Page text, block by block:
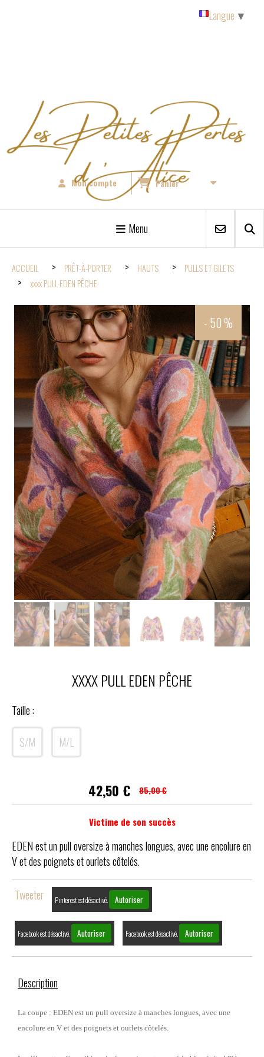
Mon compte Panier
Menu
ACCUEIL PRÊT-À-PORTER HAUTS
PULLS ET GILETS
xxxx PULL EDEN PÊCHE
- 50 %
XXXX PULL EDEN PÊCHE
Taille :
S/M M/L
42,50 € 85,00 €
Victime de son succès
EDEN est un pull oversize à manches longues, avec une encolure en
V et des poignets et ourlets côtelés.
Tweeter Pinterest est désactivé. Autoriser
Facebook est désactivé. Autoriser Facebook est désactivé. Autoriser
Description
La coupe : EDEN est un pull oversize à manches longues, avec une
encolure en V et des poignets et ourlets côtelés.
Langue ▼